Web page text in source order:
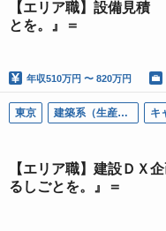
【エリア職】設備見積
とを。』＝
年収510万円 〜 820万円
東京 建築系（生産技術） キ
【エリア職】建設ＤＸ
るしごとを。』＝